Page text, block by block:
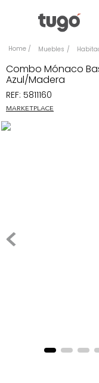
Muebles
Combo Mónaco
Azul/Madera
REF: 5811160
MARKETPLACE
Comedor
Escritorio
Silla